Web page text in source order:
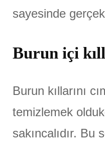
sayesinde
Burun içi
Burun kıllarını
temizlemek
sakıncalıdır. Bu